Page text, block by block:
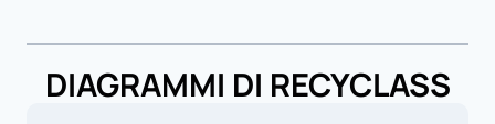
DIAGRAMMI DI RECYCLASS